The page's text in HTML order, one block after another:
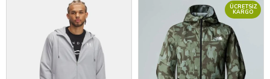
ÜCRETSIZ
KARGO